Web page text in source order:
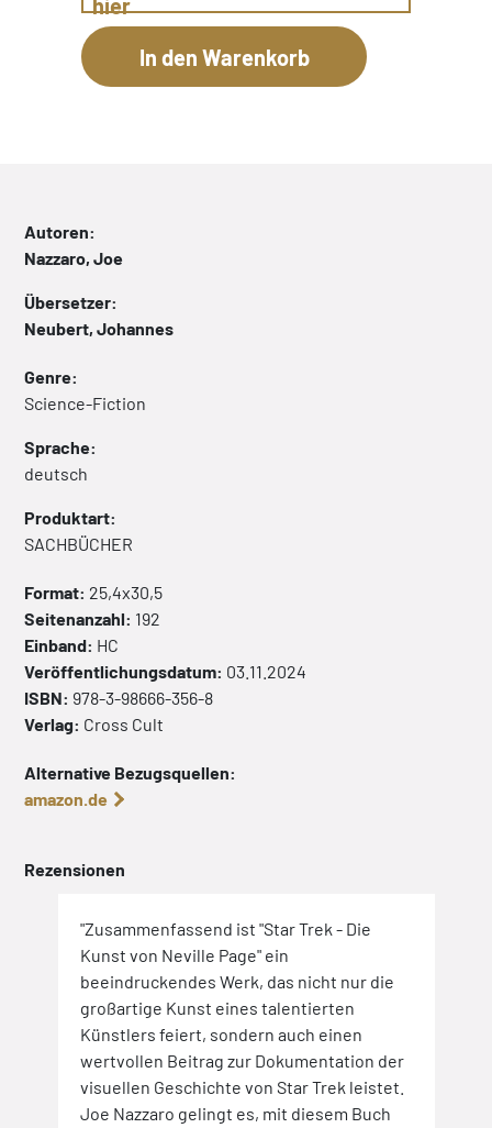
Autoren:
Nazzaro, Joe
Übersetzer:
Neubert, Johannes
Genre:
Science-Fiction
Sprache:
deutsch
Produktart:
SACHBÜCHER
Format: 25,4x30,5
Seitenanzahl: 192
Einband: HC
Veröffentlichungsdatum: 03.11.2024
ISBN: 978-3-98666-356-8
Verlag: Cross Cult
Alternative Bezugsquellen:
amazon.de
Rezensionen
"Zusammenfassend ist "Star Trek - Die
Kunst von Neville Page" ein
beeindruckendes Werk, das nicht nur die
großartige Kunst eines talentierten
Künstlers feiert, sondern auch einen
wertvollen Beitrag zur Dokumentation der
visuellen Geschichte von Star Trek leistet.
Joe Nazzaro gelingt es, mit diesem Buch